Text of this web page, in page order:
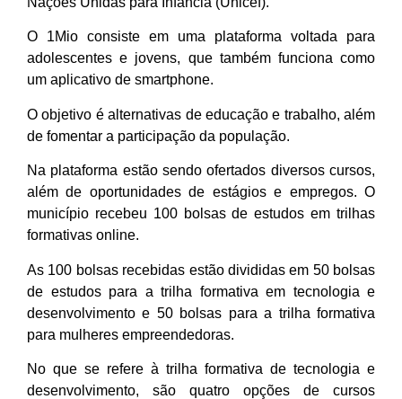
O 1Mio consiste em uma plataforma voltada para
adolescentes e jovens, que também funciona como
um aplicativo de smartphone.
O objetivo é alternativas de educação e trabalho, além
de fomentar a participação da população.
Na plataforma estão sendo ofertados diversos cursos,
além de oportunidades de estágios e empregos. O
município recebeu 100 bolsas de estudos em trilhas
formativas online.
As 100 bolsas recebidas estão divididas em 50 bolsas
de estudos para a trilha formativa em tecnologia e
desenvolvimento e 50 bolsas para a trilha formativa
para mulheres empreendedoras.
No que se refere à trilha formativa de tecnologia e
desenvolvimento, são quatro opções de cursos